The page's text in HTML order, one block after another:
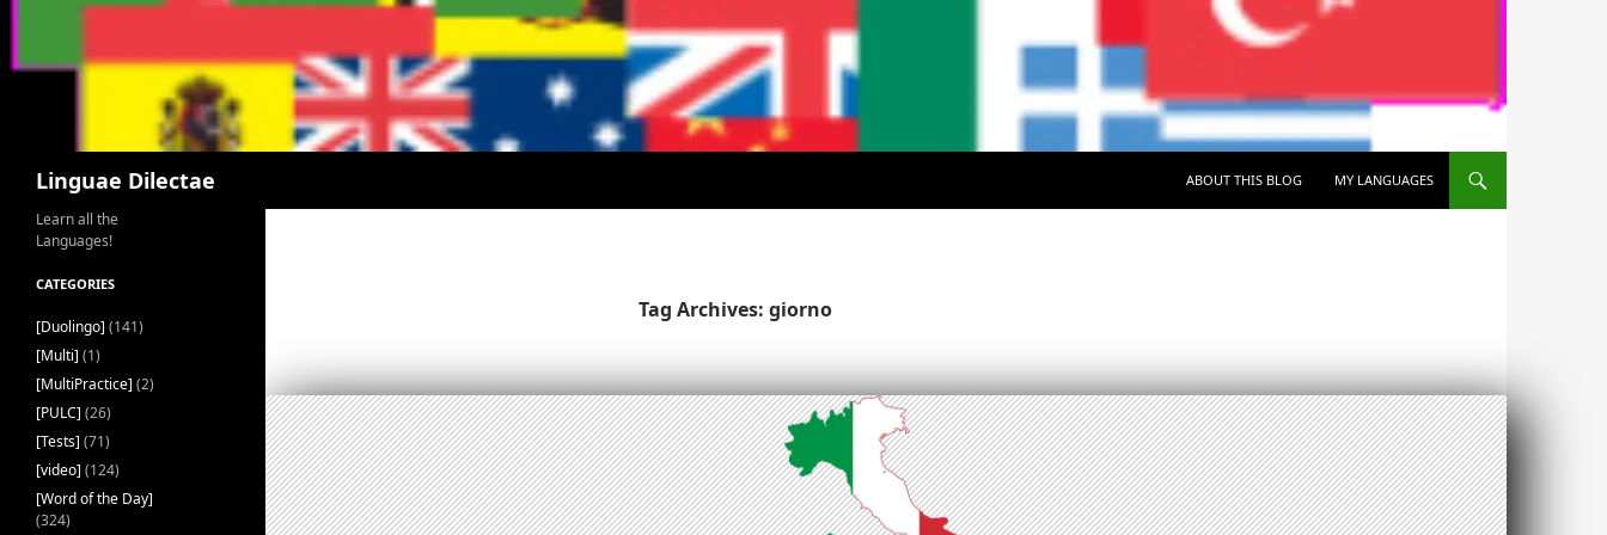
Linguae Dilectae
ABOUT THIS BLOG
MY LANGUAGES
Tag Archives: giorno
Learn all the
Languages!
CATEGORIES
[Duolingo] (141)
[Multi] (1)
[MultiPractice] (2)
[PULC] (26)
[Tests] (71)
[video] (124)
[Word of the Day]
(324)